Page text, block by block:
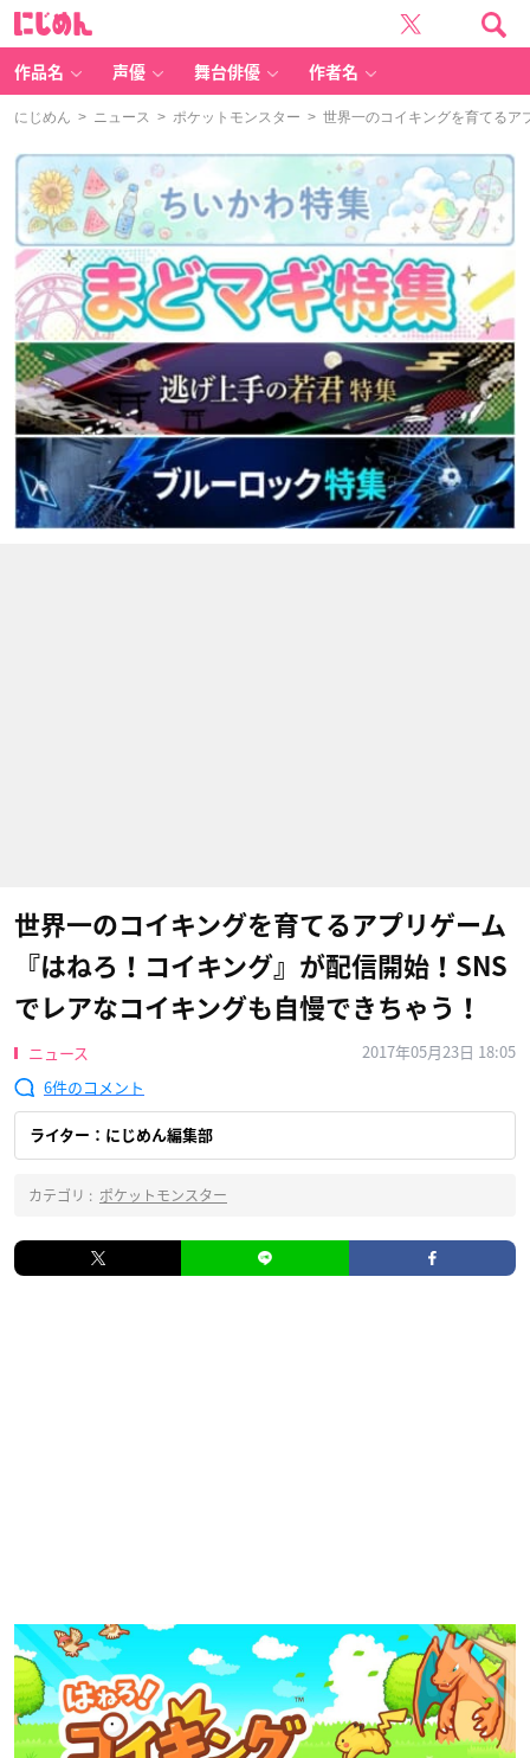
作品名 声優 舞台俳優 作者名
にじめん > ニュース > ポケットモンスター > 世界一のコイキングを育てるア
世界一のコイキングを育てるアプリゲーム
『はねろ！コイキング』が配信開始！SNS
でレアなコイキングも自慢できちゃう！
ニュース
2017年05月23日 18:05
6
ライター：にじめん編集部
カテゴリ : ポケットモンスター